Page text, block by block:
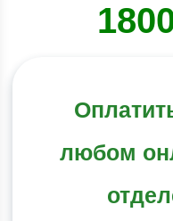
любом